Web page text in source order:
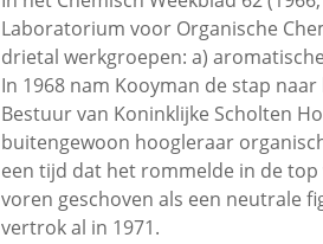
Laboratorium voor Organische
drietal werkgroepen: a)
In 1968 nam Kooyman de stap
Bestuur van Koninklijke Scholten
buitengewoon hoogleraar
een tijd dat het rommelde in de
voren geschoven als een neutrale
vertrok al in 1971.